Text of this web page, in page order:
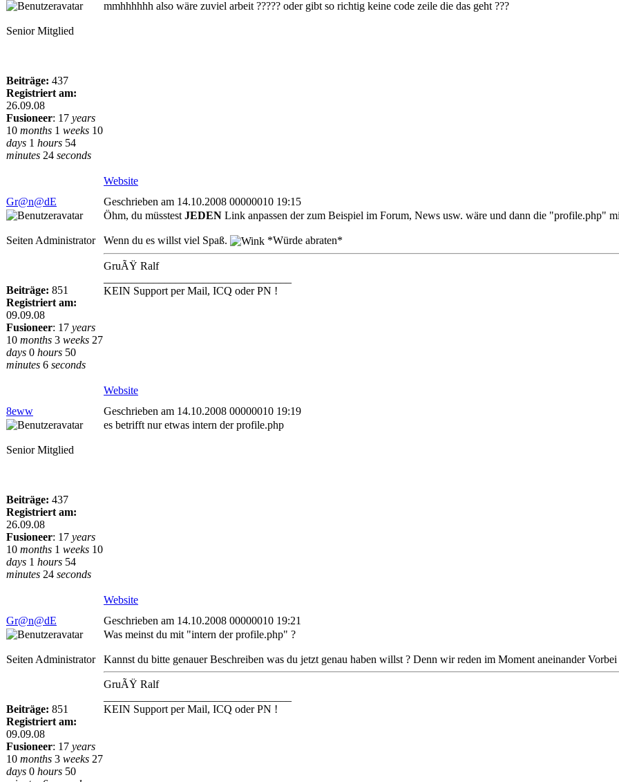
Senior Mitglied
Beiträge: 437
Registriert am:
26.09.08
Fusioneer: 17 years
10 months 1 weeks 10
days 1 hours 54
minutes 24 seconds
mmhhhhhh also wäre zuviel arbeit ????? oder gibt so richtig keine code zeile die das geht ???
Website
Gr@n@dE
Geschrieben am 14.10.2008 00000010 19:15
Seiten Administrator
Beiträge: 851
Registriert am:
09.09.08
Fusioneer: 17 years
10 months 3 weeks 27
days 0 hours 50
minutes 6 seconds
Öhm, du müsstest JEDEN Link anpassen der zum Beispiel im Forum, News usw. wäre und dann die "profile.php"
Wenn du es willst viel Spaß. *Würde abraten*
GruÃŸ Ralf
KEIN Support per Mail, ICQ oder PN !
Website
8eww
Geschrieben am 14.10.2008 00000010 19:19
Senior Mitglied
Beiträge: 437
Registriert am:
26.09.08
Fusioneer: 17 years
10 months 1 weeks 10
days 1 hours 54
minutes 24 seconds
es betrifft nur etwas intern der profile.php
Website
Gr@n@dE
Geschrieben am 14.10.2008 00000010 19:21
Seiten Administrator
Beiträge: 851
Registriert am:
09.09.08
Fusioneer: 17 years
10 months 3 weeks 27
days 0 hours 50
Was meinst du mit "intern der profile.php" ?
Kannst du bitte genauer Beschreiben was du jetzt genau haben willst ? Denn wir reden im Moment aneinander
GruÃŸ Ralf
KEIN Support per Mail, ICQ oder PN !